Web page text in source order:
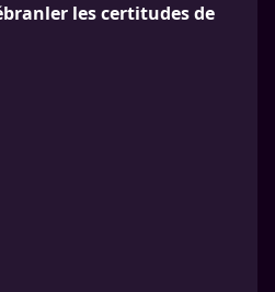
les certitudes de